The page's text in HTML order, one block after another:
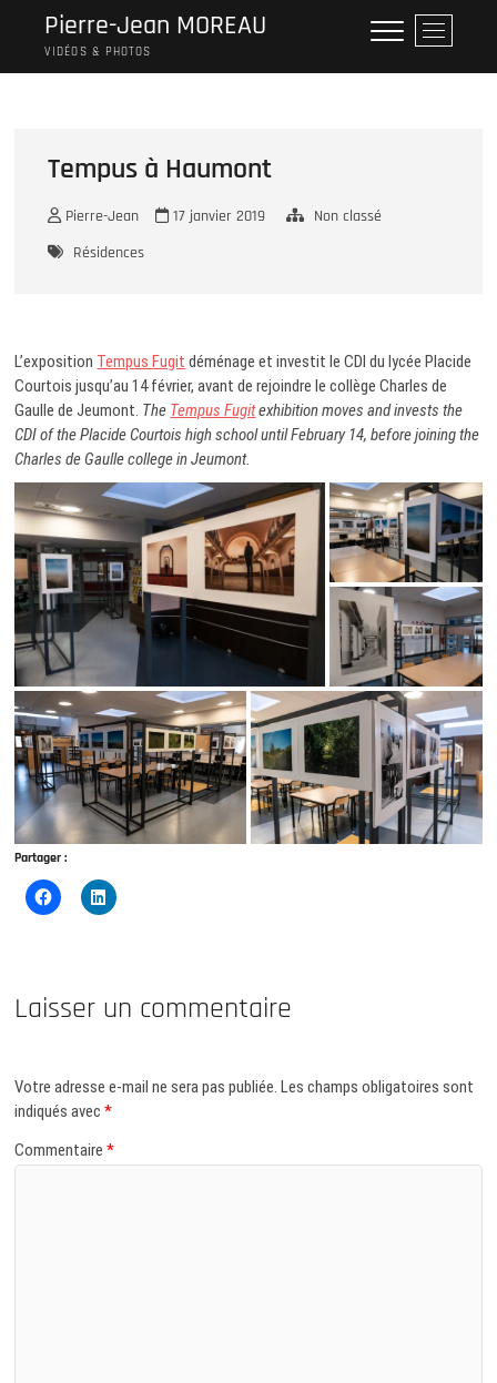
content
Pierre-Jean MOREAU
VIDÉOS & PHOTOS
M
e
n
Tempus à Haumont
Pierre-Jean 17 janvier 2019
Non classé
Résidences
L’exposition Tempus Fugit déménage et investit le CDI du lycée Placide
Courtois jusqu’au 14 février, avant de rejoindre le collège Charles de
Gaulle de Jeumont. The Tempus Fugitexhibition moves and invests the
CDI of the Placide Courtois high school until February 14, before joining the
Charles de Gaulle college in Jeumont.
Partager :
Laisser un commentaire
Votre adresse e-mail ne sera pas publiée. Les champs obligatoires sont
indiqués avec*
Commentaire*